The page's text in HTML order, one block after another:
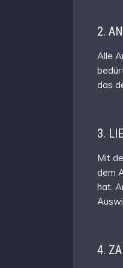
2.
Alle
das
3.
Mit
dem
hat.
4.